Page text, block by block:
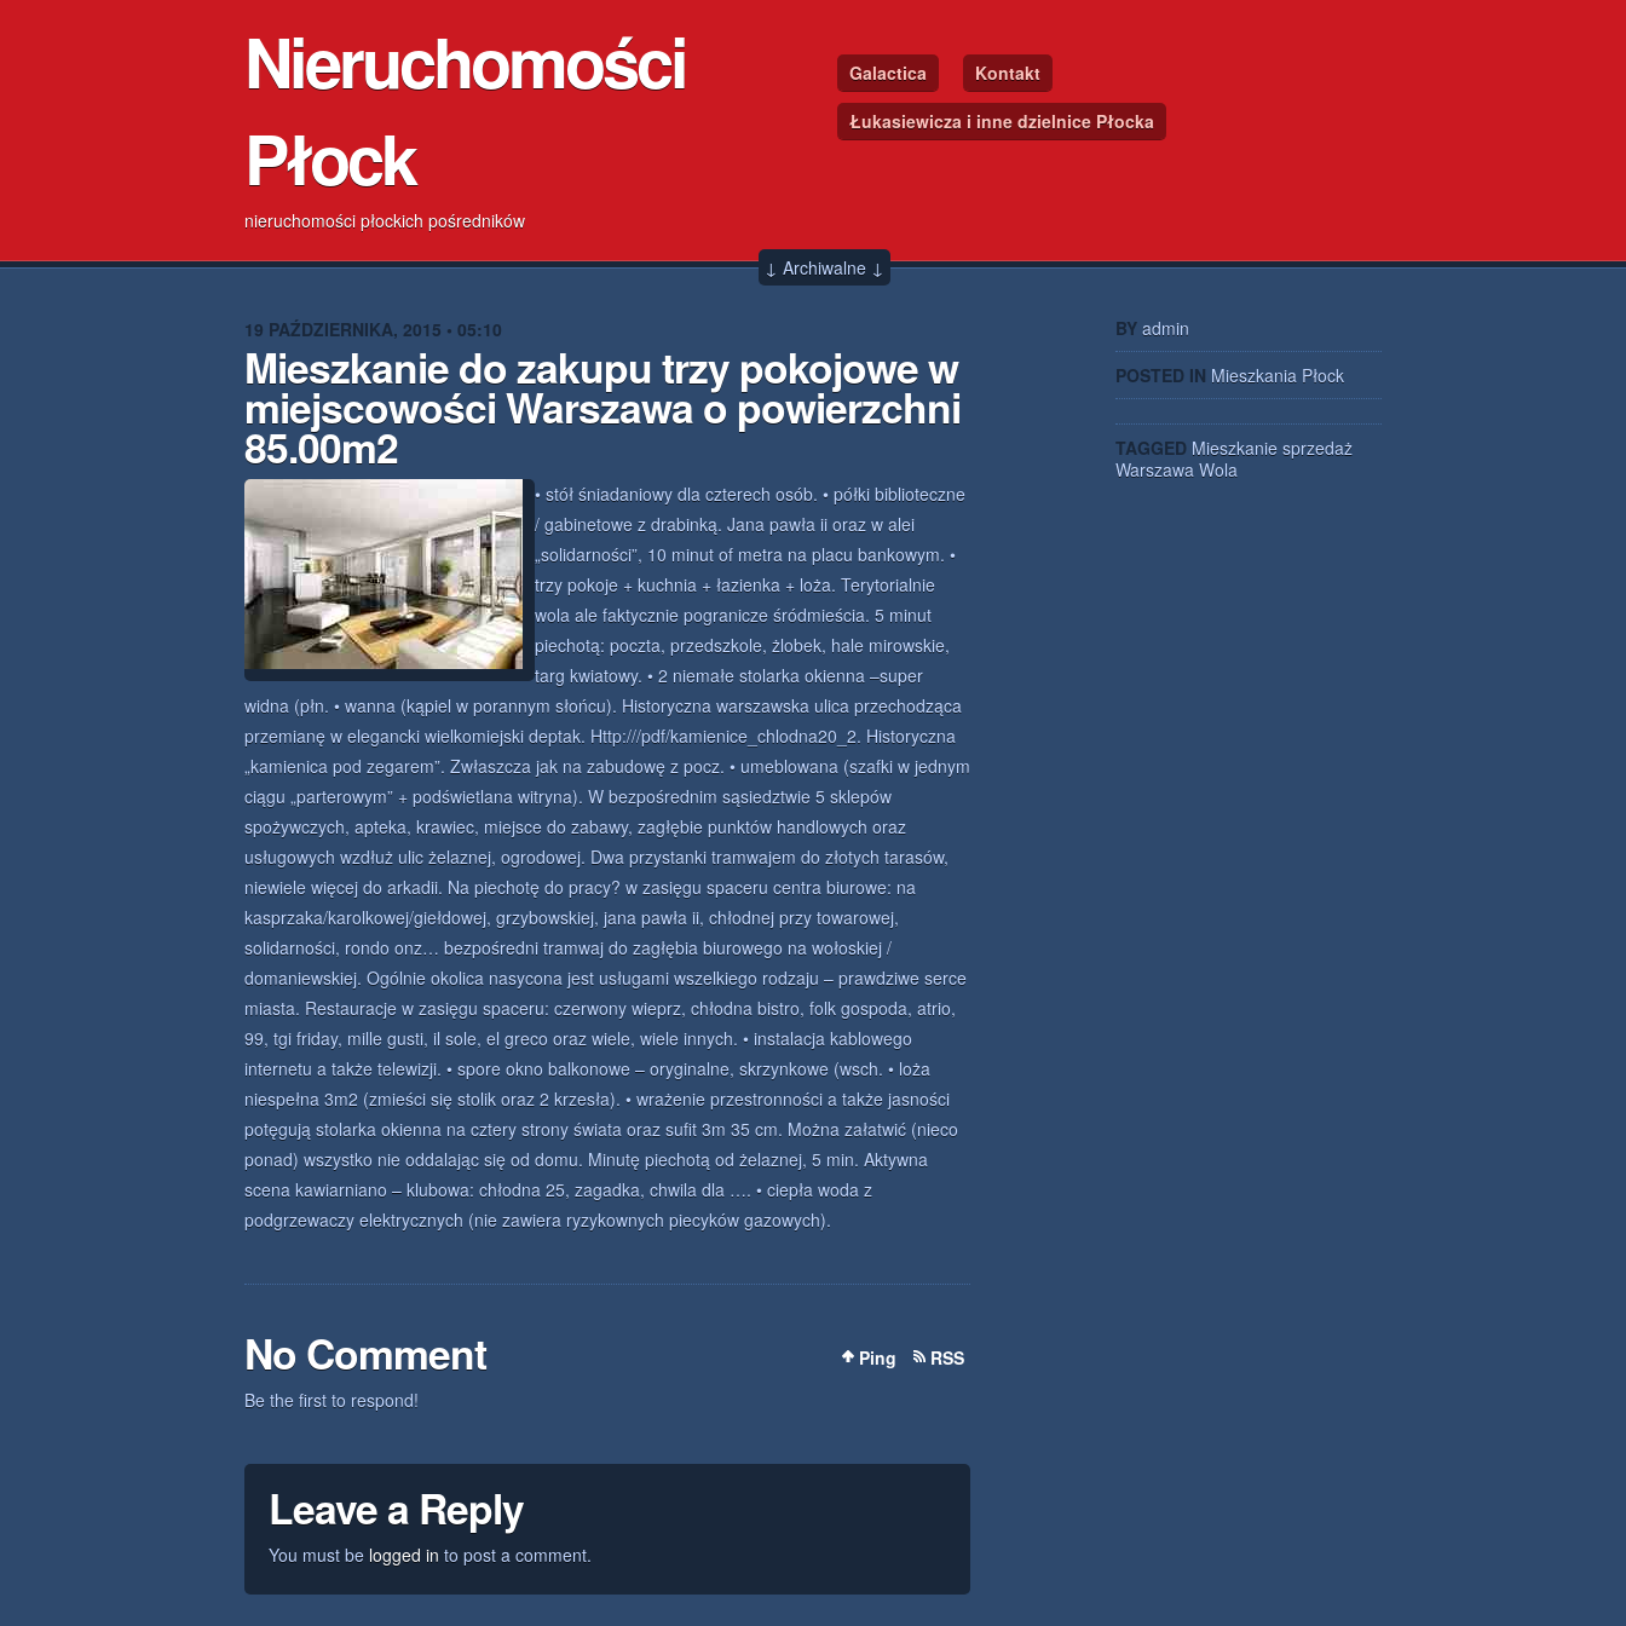
Nieruchomości
Płock
nieruchomości płockich pośredników
Galactica
Kontakt
Łukasiewicza i inne dzielnice Płocka
↓ Archiwalne ↓
19 PAŹDZIERNIKA, 2015 • 05:10
Mieszkanie do zakupu trzy pokojowe w
miejscowości Warszawa o powierzchni
85.00m2
• stół śniadaniowy dla czterech osób. • półki biblioteczne
/ gabinetowe z drabinką. Jana pawła ii oraz w alei
„solidarności”, 10 minut of metra na placu bankowym. •
trzy pokoje + kuchnia + łazienka + loża. Terytorialnie
wola ale faktycznie pogranicze śródmieścia. 5 minut
piechotą: poczta, przedszkole, żlobek, hale mirowskie,
targ kwiatowy. • 2 niemałe stolarka okienna –super
widna (płn. • wanna (kąpiel w porannym słońcu). Historyczna warszawska ulica przechodząca
przemianę w elegancki wielkomiejski deptak. Http:///pdf/kamienice_chlodna20_2. Historyczna
„kamienica pod zegarem”. Zwłaszcza jak na zabudowę z pocz. • umeblowana (szafki w jednym
ciągu „parterowym” + podświetlana witryna). W bezpośrednim sąsiedztwie 5 sklepów
spożywczych, apteka, krawiec, miejsce do zabawy, zagłębie punktów handlowych oraz
usługowych wzdłuż ulic żelaznej, ogrodowej. Dwa przystanki tramwajem do złotych tarasów,
niewiele więcej do arkadii. Na piechotę do pracy? w zasięgu spaceru centra biurowe: na
kasprzaka/karolkowej/giełdowej, grzybowskiej, jana pawła ii, chłodnej przy towarowej,
solidarności, rondo onz… bezpośredni tramwaj do zagłębia biurowego na wołoskiej /
domaniewskiej. Ogólnie okolica nasycona jest usługami wszelkiego rodzaju – prawdziwe serce
miasta. Restauracje w zasięgu spaceru: czerwony wieprz, chłodna bistro, folk gospoda, atrio,
99, tgi friday, mille gusti, il sole, el greco oraz wiele, wiele innych. • instalacja kablowego
internetu a także telewizji. • spore okno balkonowe – oryginalne, skrzynkowe (wsch. • loża
niespełna 3m2 (zmieści się stolik oraz 2 krzesła). • wrażenie przestronności a także jasności
potęgują stolarka okienna na cztery strony świata oraz sufit 3m 35 cm. Można załatwić (nieco
ponad) wszystko nie oddalając się od domu. Minutę piechotą od żelaznej, 5 min. Aktywna
scena kawiarniano – klubowa: chłodna 25, zagadka, chwila dla …. • ciepła woda z
podgrzewaczy elektrycznych (nie zawiera ryzykownych piecyków gazowych).
No Comment Ping
RSS
Be the first to respond!
Leave a Reply
You must be logged in to post a comment.
BY admin
POSTED IN Mieszkania Płock
TAGGED Mieszkanie sprzedaż
Warszawa Wola